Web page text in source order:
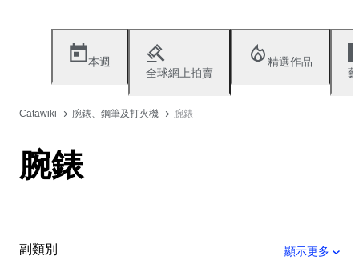
本週
全球網上拍賣
精選作品
Catawiki 腕錶、鋼筆及打火機 腕錶
腕錶
副類別 顯示更多